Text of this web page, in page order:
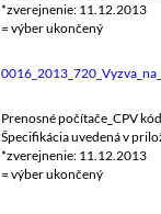
*zverejnenie: 11.12.2013
= výber ukončený
Prenosné počítače_CPV
Špecifikácia uvedená v
*zverejnenie: 11.12.2013
= výber ukončený